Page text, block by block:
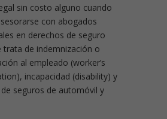
sin costo alguno cuando
con abogados
en derechos de seguro
trata de indemnización o
al empleado (worker’s
incapacidad (disability) y
seguros de automóvil y